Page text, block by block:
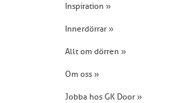
Inspiration »
Innerdörrar »
Allt om dörren »
Om oss »
Jobba hos GK Door »